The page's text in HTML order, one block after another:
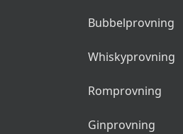
Bubbelprovning
Whiskyprovning
Romprovning
Ginprovning